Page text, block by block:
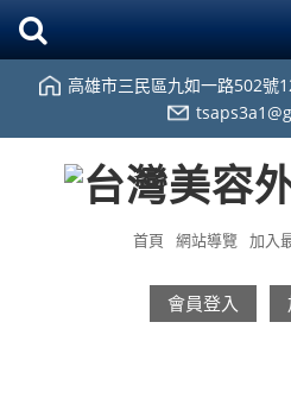
高雄市三民區九如一路502號
首頁 網站導覽 加入
會員登入